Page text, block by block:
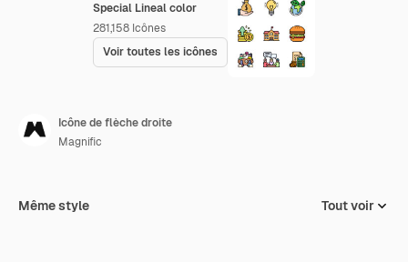
Special Lineal color
281,158 Icônes
Voir toutes les icônes
Icône de flèche droite
Magnific
Même style Tout voir